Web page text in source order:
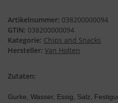
Artikelnummer: 038200000094
GTIN: 038200000094
Kategorie: Chips and Snacks
Hersteller: Van Holten
Zutaten:
Gurke, Wasser, Essig, Salz,